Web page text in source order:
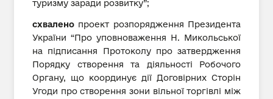
туризму заради розвитку”;
схвалено проект розпорядження Президента
України “Про уповноваження Н. Микольської
на підписання Протоколу про затвердження
Порядку створення та діяльності Робочого
Органу, що координує дії Договірних Сторін
Угоди про створення зони вільної торгівлі між